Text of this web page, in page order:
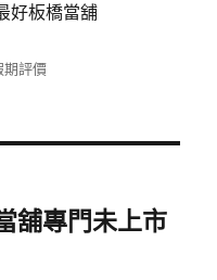
好板橋當舖
期評價
舖專門未上市